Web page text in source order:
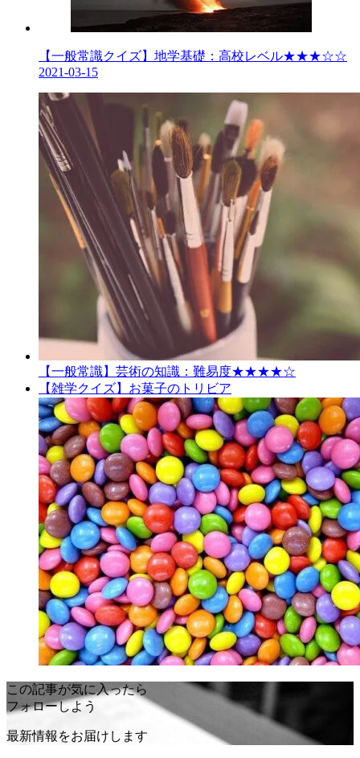
【一般常識クイズ】地学基礎：高校レベル★★★☆☆
2021-03-15
【一般常識】芸術の知識：難易度★★★★☆
【雑学クイズ】お菓子のトリビア
この記事が気に入ったら
フォローしよう
最新情報をお届けします